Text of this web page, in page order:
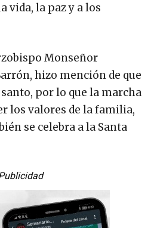
vida, la paz y a los
Monseñor
hizo mención de que
por lo que la marcha
los valores de la familia,
se celebra a la Santa